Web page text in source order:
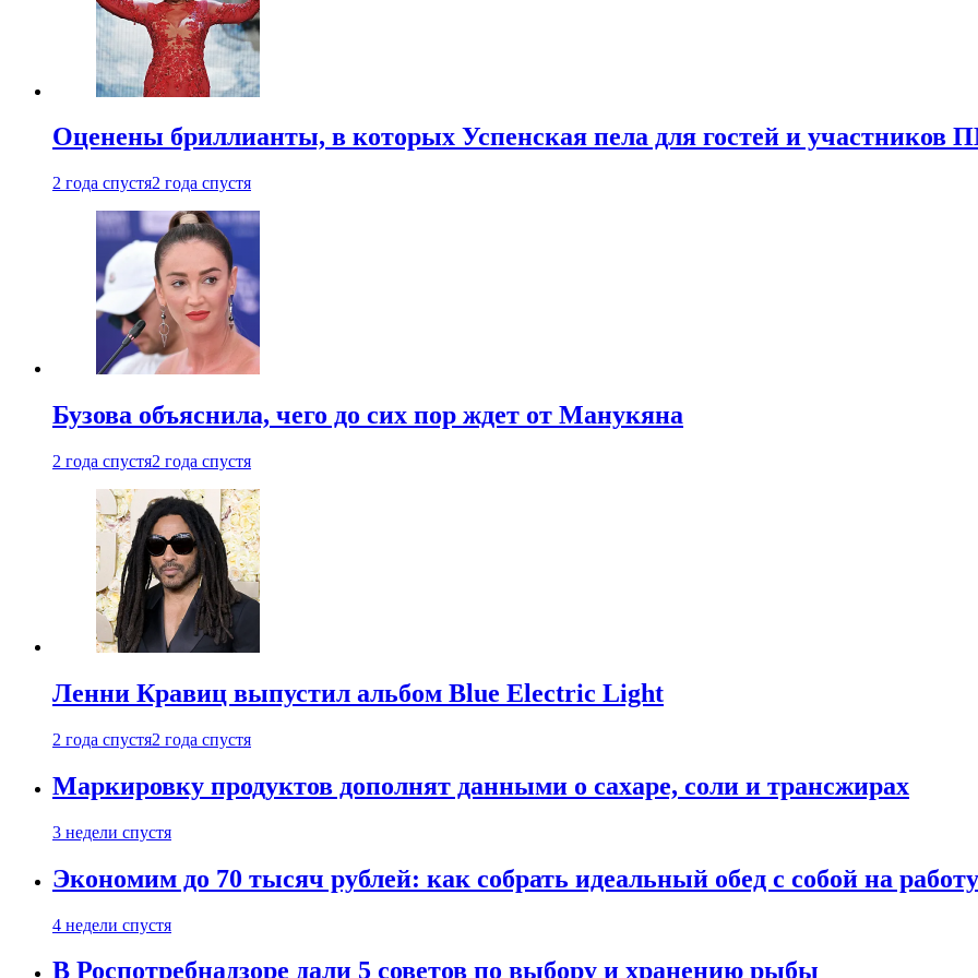
Оценены бриллианты, в которых Успенская пела для гостей и
2 года спустя2 года спустя
Бузова объяснила, чего до сих пор ждет от Манукяна
2 года спустя2 года спустя
Ленни Кравиц выпустил альбом Blue Electric Light
2 года спустя2 года спустя
Маркировку продуктов дополнят данными о сахаре, соли и трансжирах
3 недели спустя
Экономим до 70 тысяч рублей: как собрать идеальный обед с собой на работу
4 недели спустя
В Роспотребнадзоре дали 5 советов по выбору и хранению рыбы